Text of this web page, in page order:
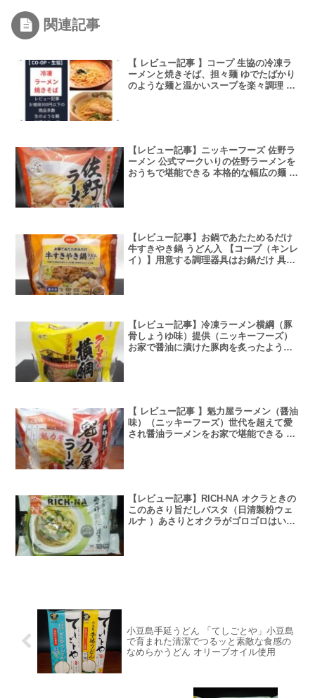
関連記事
【 レビュー記事 】コープ 生協の冷凍ラ
ーメンと焼きそば、担々麺 ゆでたばかり
のような麺と温かいスープを楽々調理 電
【レビュー記事】ニッキーフーズ 佐野ラ
ーメン 公式マークいりの佐野ラーメンを
おうちで堪能できる 本格的な幅広の麺 淡
【レビュー記事】お鍋であたためるだけ
牛すきやき鍋 うどん入 【コープ（キンレ
イ）】用意する調理器具はお鍋だけ 具材
【レビュー記事】冷凍ラーメン横綱（豚
骨しょうゆ味）提供（ニッキーフーズ）
お家で醤油に漬けた豚肉を炙ったような
【 レビュー記事 】魁力屋ラーメン（醤油
味）（ニッキーフーズ）世代を超えて愛
され醤油ラーメンをお家で堪能できる ト
【レビュー記事】RICH-NA オクラときの
このあさり旨だしパスタ（日清製粉ウェ
ルナ ）あさりとオクラがゴロゴロはいっ
小豆島手延うどん 「てしごとや」小豆島
で育まれた清潔でつるッと素敵な食感の
なめらかうどん オリーブオイル使用